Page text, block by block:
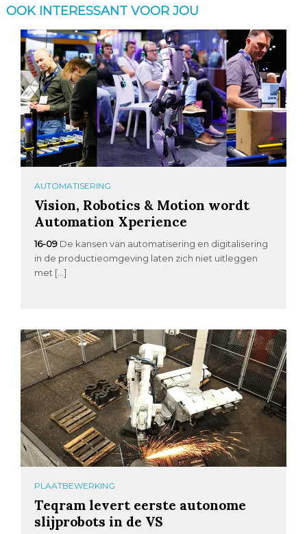
OOK INTERESSANT VOOR JOU
AUTOMATISERING
Vision, Robotics & Motion wordt
Automation Xperience
16-09 De kansen van automatisering en digitalisering
in de productieomgeving laten zich niet uitleggen
met […]
PLAATBEWERKING
Teqram levert eerste autonome
slijprobots in de VS